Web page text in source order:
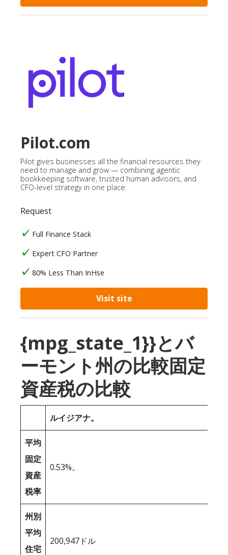
Pilot.com
Pilot gives businesses all the financial resources they
need to manage and grow — combining agentic
bookkeeping software, trusted human advisors, and
CFO-level strategy in one place.
Request
Full Finance Stack
Expert CFO Partner
80% Less Than InHse
Visit site
{mpg_state_1}}とバ
ーモント州の比較固定
資産税の比較
ルイジアナ。
平均
固定
資産
税率
0.53%。
州別
平均
住宅
200,947ドル